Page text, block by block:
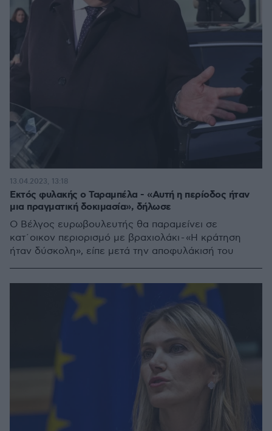
Εκτός φυλακής ο Ταραμπέλα - «Αυτή η περίοδος ήταν
μια πραγματική δοκιμασία», δήλωσε
Ο Βέλγος ευρωβουλευτής θα παραμείνει σε
κατ΄οικον περιορισμό με βραχιολάκι - «Η κράτηση
ήταν δύσκολη», είπε μετά την αποφυλάκισή του
13.04.2023, 13:18